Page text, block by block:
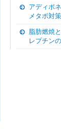
アディポ
メタボ対策
脂肪燃焼
レプチン